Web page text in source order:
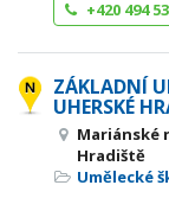
+420 494
ZÁKLADNÍ
UHERSKÉ
Mariánské
Hradiště
Umělecké